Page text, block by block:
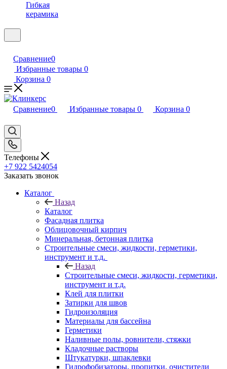
Гибкая
керамика
Сравнение0
Избранные товары 0
Корзина 0
Сравнение0 Избранные товары 0 Корзина 0
Телефоны
+7 922 5424054
Заказать звонок
Каталог
Назад
Каталог
Фасадная плитка
Облицовочный кирпич
Минеральная, бетонная плитка
Строительные смеси, жидкости, герметики,
инструмент и т.д.
Назад
Строительные смеси, жидкости, герметики,
инструмент и т.д.
Клей для плитки
Затирки для швов
Гидроизоляция
Материалы для бассейна
Герметики
Наливные полы, ровнители, стяжки
Кладочные растворы
Штукатурки, шпаклевки
Гидрофобизаторы, пропитки, очистители